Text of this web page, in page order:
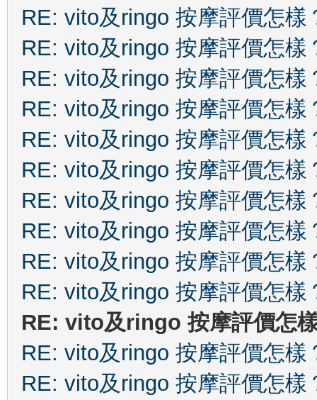
RE: vito及ringo 按摩評價怎樣
RE: vito及ringo 按摩評價怎樣
RE: vito及ringo 按摩評價怎樣
RE: vito及ringo 按摩評價怎樣
RE: vito及ringo 按摩評價怎樣
RE: vito及ringo 按摩評價怎樣
RE: vito及ringo 按摩評價怎樣
RE: vito及ringo 按摩評價怎樣
RE: vito及ringo 按摩評價怎樣
RE: vito及ringo 按摩評價怎樣
RE: vito及ringo 按摩評價怎
RE: vito及ringo 按摩評價怎樣
RE: vito及ringo 按摩評價怎樣